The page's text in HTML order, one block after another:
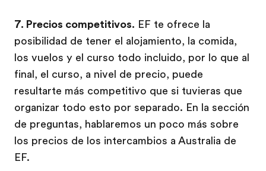
7. Precios competitivos. EF te ofrece la
posibilidad de tener el alojamiento, la comida,
los vuelos y el curso todo incluido, por lo que al
final, el curso, a nivel de precio, puede
resultarte más competitivo que si tuvieras que
organizar todo esto por separado. En la sección
de preguntas, hablaremos un poco más sobre
los precios de los intercambios a Australia de
EF.